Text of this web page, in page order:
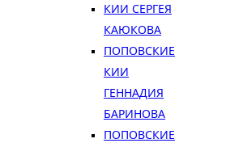
КИИ СЕРГЕЯ
КАЮКОВА
ПОПОВСКИЕ
КИИ
ГЕННАДИЯ
БАРИНОВА
ПОПОВСКИЕ